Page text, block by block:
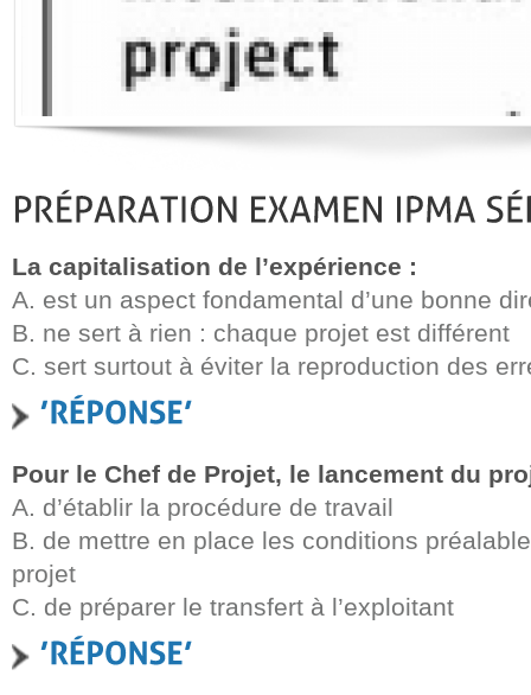
La capitalisation de l’expérience :
A. est un aspect fondamental d’une bonne
B. ne sert à rien : chaque projet est différent
C. sert surtout à éviter la reproduction des
Pour le Chef de Projet, le lancement du
A. d’établir la procédure de travail
B. de mettre en place les conditions
projet
C. de préparer le transfert à l’exploitant